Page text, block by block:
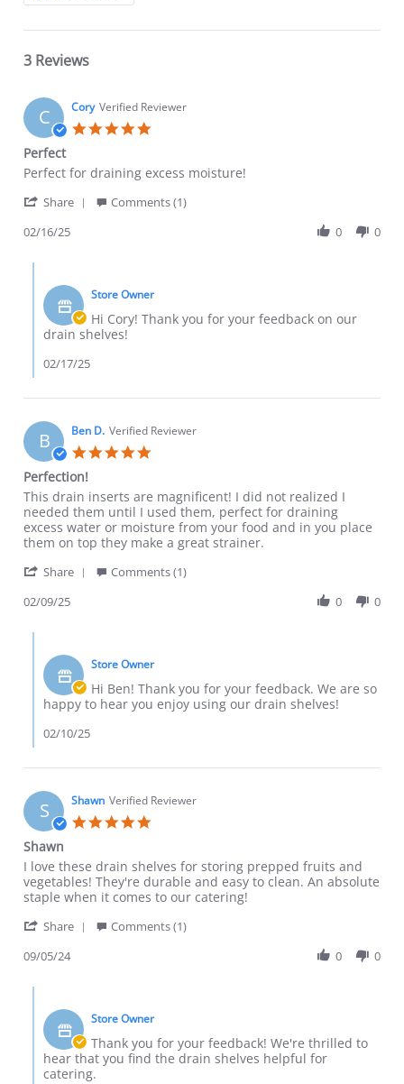
3 Reviews
C Cory Verified Reviewer
Perfect
Review by Cory on 16 Feb 2025
review stating Perfect
Perfect for draining excess moisture!
Share ' Share Review by Cory on 16 Feb 2025
Comments (1)
02/16/25
0 0
Store Owner
Hi Cory! Thank you for your feedback on our
drain shelves!
02/17/25
B Ben D. Verified Reviewer
Perfection!
Review by Ben D. on 9 Feb 2025
review stating Perfection!
This drain inserts are magnificent! I did not realized I
needed them until I used them, perfect for draining
excess water or moisture from your food and in you place
them on top they make a great strainer.
Share ' Share Review by Ben D. on 9 Feb 2025
Comments (1)
02/09/25
0 0
Store Owner
Hi Ben! Thank you for your feedback. We are so
happy to hear you enjoy using our drain shelves!
02/10/25
S Shawn Verified Reviewer
Shawn
Review by Shawn on 5 Sep 2024
review stating Shawn
I love these drain shelves for storing prepped fruits and
vegetables! They're durable and easy to clean. An absolute
staple when it comes to our catering!
Share ' Share Review by Shawn on 5 Sep 2024
Comments (1)
09/05/24
0 0
Store Owner
Thank you for your feedback! We're thrilled to
hear that you find the drain shelves helpful for
catering.